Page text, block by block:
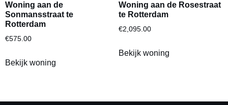
Woning aan de
Sonmansstraat te
Rotterdam
€575.00
Bekijk woning
Woning aan de Rosestraat
te Rotterdam
€2,095.00
Bekijk woning